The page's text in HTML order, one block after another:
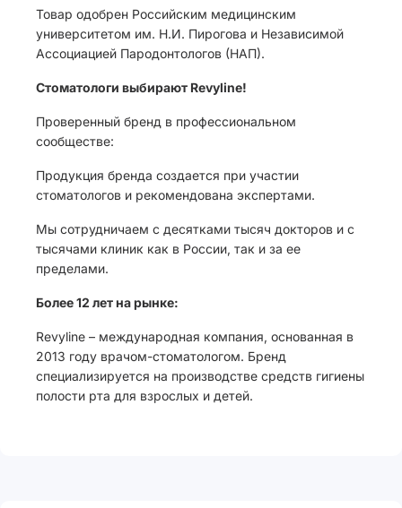
Товар одобрен Российским медицинским
университетом им. Н.И. Пирогова и Независимой
Ассоциацией Пародонтологов (НАП).
Стоматологи выбирают Revyline!
Проверенный бренд в профессиональном
сообществе:
Продукция бренда создается при участии
стоматологов и рекомендована экспертами.
Мы сотрудничаем с десятками тысяч докторов и с
тысячами клиник как в России, так и за ее
пределами.
Более 12 лет на рынке:
Revyline – международная компания, основанная в
2013 году врачом-стоматологом. Бренд
специализируется на производстве средств гигиены
полости рта для взрослых и детей.